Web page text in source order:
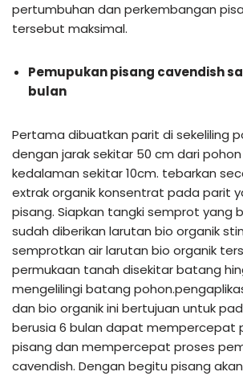
pertumbuhan dan perkembangan
tersebut maksimal.
Pemupukan pisang cavendish
bulan
Pertama dibuatkan parit di sekeliling
dengan jarak sekitar 50 cm dari
kedalaman sekitar 10cm. tebarkan
extrak organik konsentrat pada parit
pisang. Siapkan tangki semprot yang
sudah diberikan larutan bio organik
semprotkan air larutan bio organik
permukaan tanah disekitar batang
mengelilingi batang
dan bio organik ini bertujuan untuk
berusia 6 bulan dapat mempercepat
pisang dan mempercepat proses
cavendish. Dengan begitu pisang